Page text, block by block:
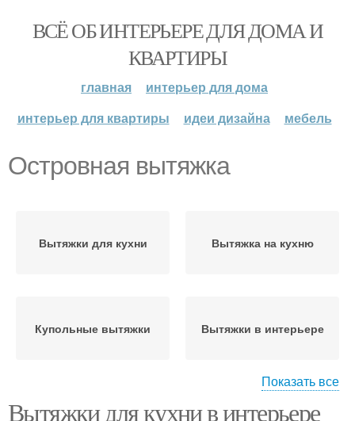
ВСЁ ОБ ИНТЕРЬЕРЕ ДЛЯ ДОМА И
КВАРТИРЫ
главная
интерьер для дома
интерьер для квартиры
идеи дизайна мебель
Островная вытяжка
Вытяжки для кухни Вытяжка на кухню
Купольные вытяжки Вытяжки в интерьере
Наклонная вытяжка Купольная вытяжка
Показать все
Вытяжки для кухни в интерьере